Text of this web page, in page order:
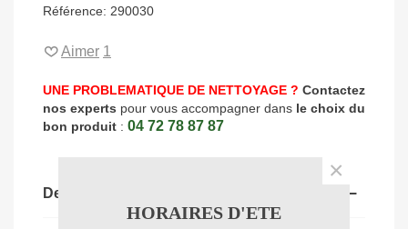
Référence: 290030
Aimer 1
UNE PROBLEMATIQUE DE NETTOYAGE ? Contactez
nos experts pour vous accompagner dans le choix du
bon produit : 04 72 78 87 87
Description
HORAIRES D'ETE
×